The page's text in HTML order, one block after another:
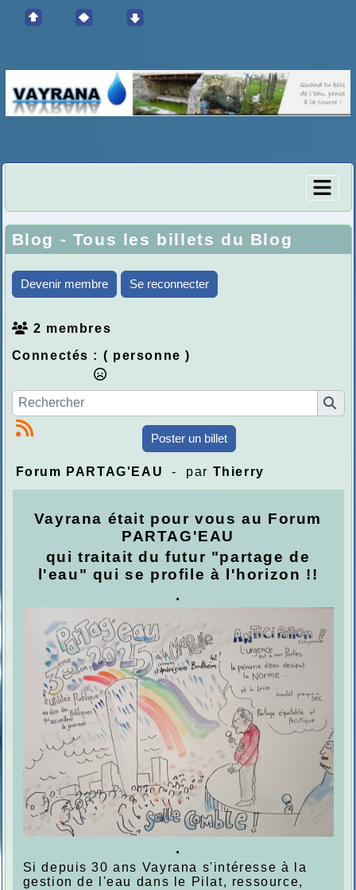
Blog - Tous les billets du Blog
Devenir membre Se reconnecter
2 membres
Connectés : ( personne )
Poster un billet
Forum PARTAG'EAU - par Thierry
Vayrana était pour vous au Forum
PARTAG'EAU
qui traitait du futur "partage de
l'eau" qui se profile à l'horizon !!
.
.
Si depuis 30 ans Vayrana s'intéresse à la
gestion de l'eau dans le Pilat, ressource,